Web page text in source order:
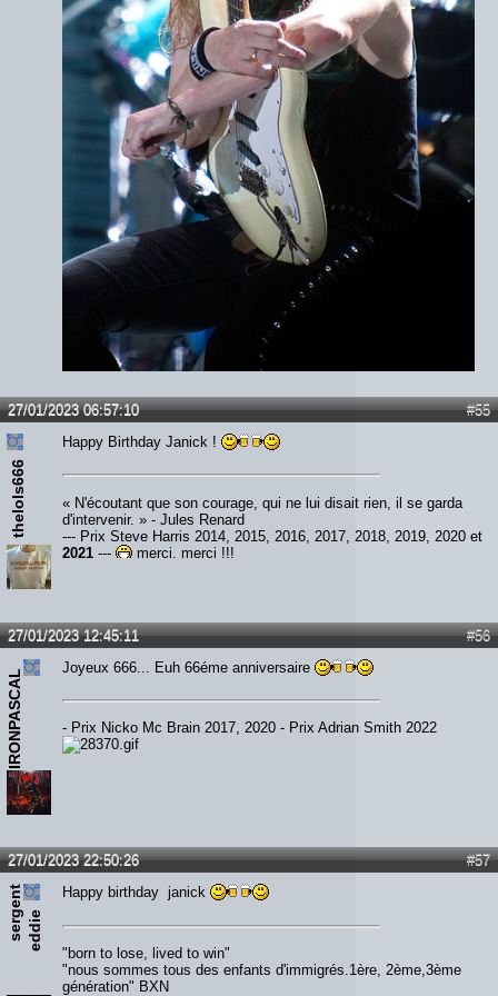
#55
27/01/2023 06:57:10
thelols666
Happy Birthday Janick !
« N'écoutant que son courage, qui ne lui disait rien, il se garda
d'intervenir. » - Jules Renard
--- Prix Steve Harris 2014, 2015, 2016, 2017, 2018, 2019, 2020 et
2021 --- merci, merci !!!
#56
27/01/2023 12:45:11
IRONPASCAL
Joyeux 666... Euh 66éme anniversaire
- Prix Nicko Mc Brain 2017, 2020 - Prix Adrian Smith 2022
#57
27/01/2023 22:50:26
s
e
rg
e
n
t
e
d
d
ie
Happy birthday janick
"born to lose, lived to win"
"nous sommes tous des enfants d'immigrés.1ère, 2ème,3ème
génération" BXN